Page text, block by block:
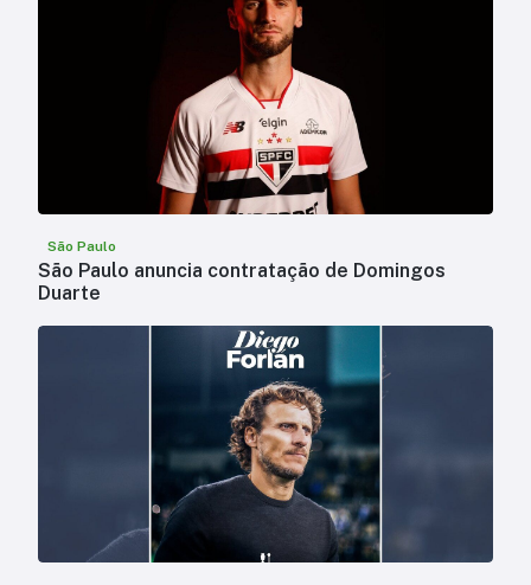
São Paulo
São Paulo anuncia contratação de Domingos
Duarte